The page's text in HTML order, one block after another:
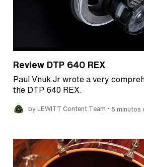
Review DTP 640 REX
Paul Vnuk Jr wrote a very
the DTP 640 REX.
by LEWITT Content Team • 5 minutos